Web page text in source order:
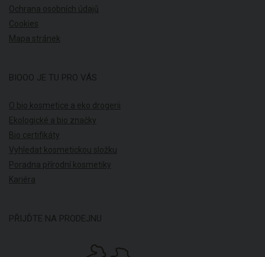
Ochrana osobních údajů
Cookies
Mapa stránek
BIOOO JE TU PRO VÁS
O bio kosmetice a eko drogerii
Ekologické a bio značky
Bio certifikáty
Vyhledat kosmetickou složku
Poradna přírodní kosmetiky
Kariéra
PŘIJĎTE NA PRODEJNU